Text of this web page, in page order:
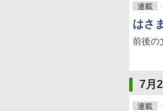
連載
はさ
前後の
7月
連載